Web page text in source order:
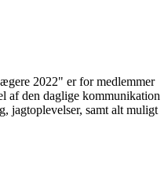
2022" er for medlemmer
af den daglige kommunikation
jagtoplevelser, samt alt muligt